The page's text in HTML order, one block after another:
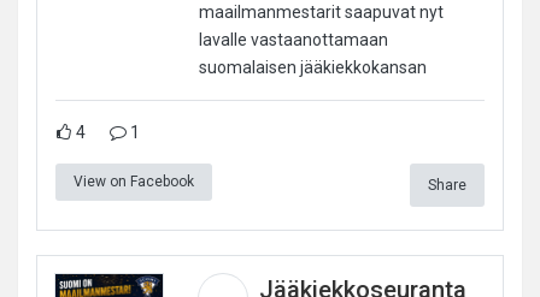
maailmanmestarit saapuvat nyt
lavalle vastaanottamaan
suomalaisen jääkiekkokansan
4 1
View on Facebook Share
Jääkiekkoseuranta